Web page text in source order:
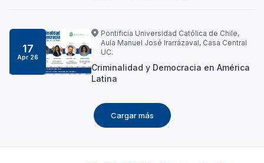
17
Apr 26
Pontificia Universidad Católica de Chile,
Aula Manuel José Irarrázaval, Casa Central
UC.
Criminalidad y Democracia en América
Latina
Cargar más